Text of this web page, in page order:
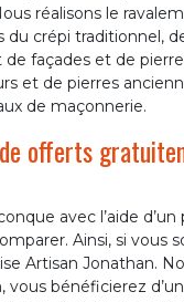
réalisons le
crépi traditionnel,
façades et de
et de pierres
de maçonnerie.
offerts
avec l’aide
Ainsi, si vous
Artisan Jonathan.
bénéficierez